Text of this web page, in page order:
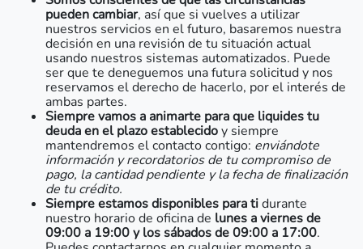
pueden cambiar, así que si vuelves a utilizar
nuestros servicios en el futuro, basaremos nuestra
decisión en una revisión de tu situación actual
usando nuestros sistemas automatizados. Puede
ser que te deneguemos una futura solicitud y nos
reservamos el derecho de hacerlo, por el interés de
ambas partes.
Siempre vamos a animarte para que liquides tu
deuda en el plazo establecidoy siempre
mantendremos el contacto contigo: enviándote
información y recordatorios de tu compromiso de
pago, la cantidad pendiente y la fecha de finalización
de tu crédito.
Siempre estamos disponibles para tidurante
nuestro horario de oficina de lunes a viernes de
09:00 a 19:00 y los sábados de 09:00 a 17:00.